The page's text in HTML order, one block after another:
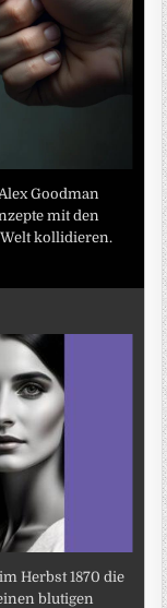
Goodman
mit den
kollidieren.
Herbst 1870 die
blutigen